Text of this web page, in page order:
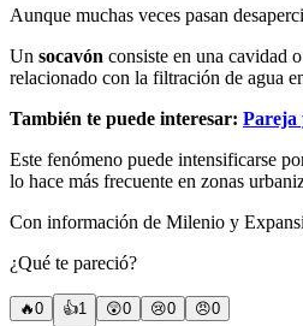
Aunque muchas veces pasan
Un socavón consiste en una cavidad
relacionado con la filtración de agua
También te puede interesar: Pareja
Este fenómeno puede intensificarse
lo hace más frecuente en zonas
Con información de Milenio y
¿Qué te pareció?
🔥0 👍1 😲0 😢0 😠0